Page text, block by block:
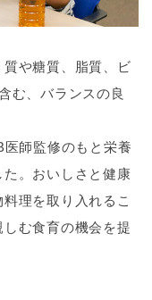
や糖質、脂質、ビ
む、バランスの良
医師監修のもと栄養
。おいしさと健康
理を取り入れるこ
む食育の機会を提